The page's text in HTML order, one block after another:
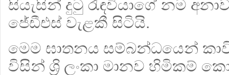
සියැසින් දුටු රැඳවියාගේ නම
ජේඩීඑස් වැළකී සිටියි.
මෙම ඝාතනය සම්බන්ධයෙන්
විසින් ශ්‍රි ලංකා මානව හිමිකම්